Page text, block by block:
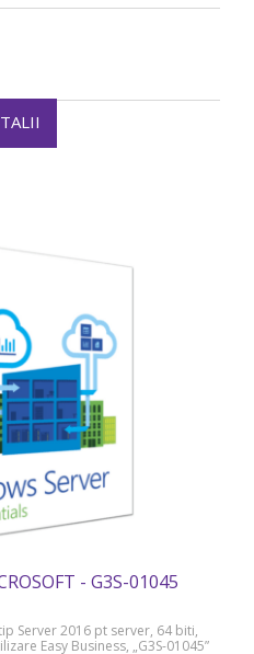
- G3S-01045
Server 2016 pt server, 64 biti,
Easy Business, „G3S-01045”